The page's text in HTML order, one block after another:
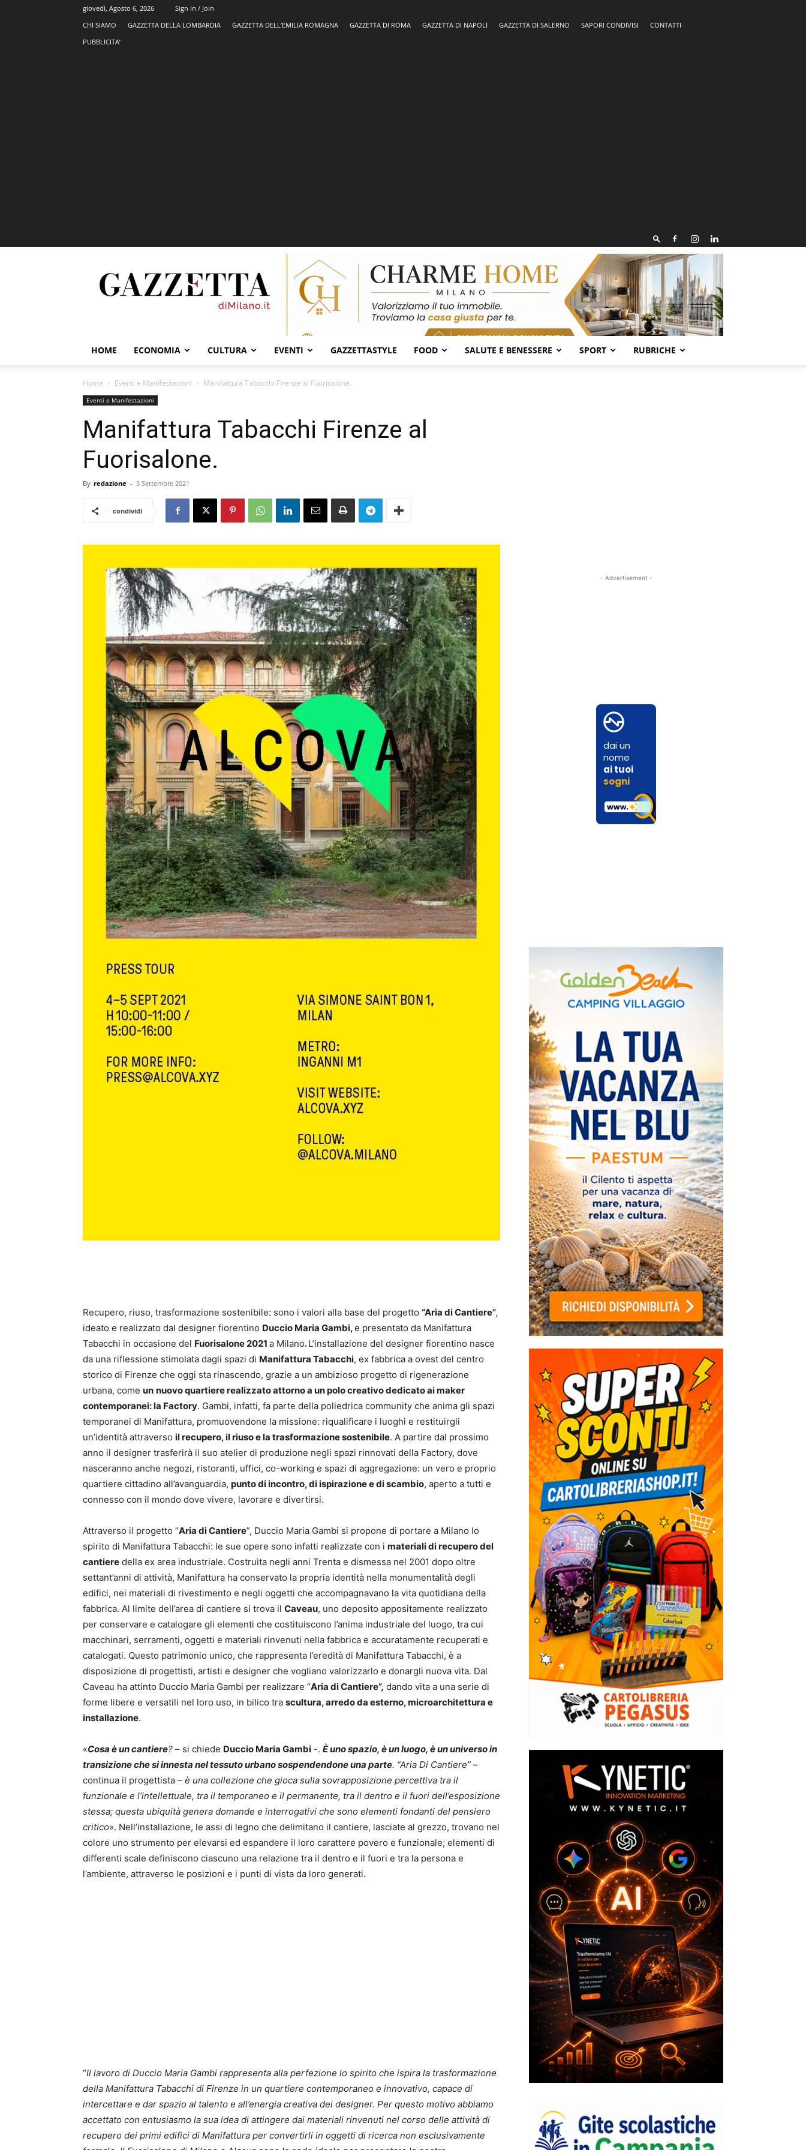
giovedì, Agosto 6, 2026
Sign in / Join
CHI SIAMO
GAZZETTA DELLA LOMBARDIA GAZZETTA DELL’EMILIA ROMAGNA GAZZETTA DI ROMA GAZZETTA DI NAPOLI GAZZETTA DI SALERNO SAPORI CONDIVISI
CONTATTI
PUBBLICITA’
HOME ECONOMIA CULTURA EVENTI GAZZETTASTYLE FOOD SALUTE E BENESSERE SPORT RUBRICHE
Home Eventi e Manifestazioni Manifattura Tabacchi Firenze al Fuorisalone.
Eventi e Manifestazioni
Manifattura Tabacchi Firenze al
Fuorisalone.
By redazione - 3 Settembre 2021
condividi
Recupero, riuso, trasformazione sostenibile: sono i valori alla base del progetto “Aria di Cantiere”,
ideato e realizzato dal designer fiorentino Duccio Maria Gambi,e presentato da Manifattura
Tabacchi in occasione del Fuorisalone 2021 a Milano.L’installazione del designer fiorentino nasce
da una riflessione stimolata dagli spazi di Manifattura Tabacchi, ex fabbrica a ovest del centro
storico di Firenze che oggi sta rinascendo, grazie a un ambizioso progetto di rigenerazione
urbana, come un nuovo quartiere realizzato attorno a un polo creativo dedicato ai maker
contemporanei: la Factory. Gambi, infatti, fa parte della poliedrica community che anima gli spazi
temporanei di Manifattura, promuovendone la missione: riqualificare i luoghi e restituirgli
un’identità attraverso il recupero, il riuso e la trasformazione sostenibile. A partire dal prossimo
anno il designer trasferirà il suo atelier di produzione negli spazi rinnovati della Factory, dove
nasceranno anche negozi, ristoranti, uffici, co-working e spazi di aggregazione: un vero e proprio
quartiere cittadino all’avanguardia, punto di incontro, di ispirazione e di scambio, aperto a tutti e
connesso con il mondo dove vivere, lavorare e divertirsi.
Attraverso il progetto “Aria di Cantiere”, Duccio Maria Gambi si propone di portare a Milano lo
spirito di Manifattura Tabacchi: le sue opere sono infatti realizzate con i materiali di recupero del
cantiere della ex area industriale. Costruita negli anni Trenta e dismessa nel 2001 dopo oltre
settant’anni di attività, Manifattura ha conservato la propria identità nella monumentalità degli
edifici, nei materiali di rivestimento e negli oggetti che accompagnavano la vita quotidiana della
fabbrica. Al limite dell’area di cantiere si trova il Caveau, uno deposito appositamente realizzato
per conservare e catalogare gli elementi che costituiscono l’anima industriale del luogo, tra cui
macchinari, serramenti, oggetti e materiali rinvenuti nella fabbrica e accuratamente recuperati e
catalogati. Questo patrimonio unico, che rappresenta l’eredità di Manifattura Tabacchi, è a
disposizione di progettisti, artisti e designer che vogliano valorizzarlo e donargli nuova vita. Dal
Caveau ha attinto Duccio Maria Gambi per realizzare “Aria di Cantiere”, dando vita a una serie di
forme libere e versatili nel loro uso, in bilico tra scultura, arredo da esterno, microarchitettura e
installazione.
«Cosa è un cantiere? – si chiede Duccio Maria Gambi -. È uno spazio, è un luogo, è un universo in
transizione che si innesta nel tessuto urbano sospendendone una parte. “Aria Di Cantiere” –
continua il progettista – è una collezione che gioca sulla sovrapposizione percettiva tra il
funzionale e l’intellettuale, tra il temporaneo e il permanente, tra il dentro e il fuori dell’esposizione
stessa; questa ubiquità genera domande e interrogativi che sono elementi fondanti del pensiero
critico». Nell’installazione, le assi di legno che delimitano il cantiere, lasciate al grezzo, trovano nel
colore uno strumento per elevarsi ed espandere il loro carattere povero e funzionale; elementi di
differenti scale definiscono ciascuno una relazione tra il dentro e il fuori e tra la persona e
l’ambiente, attraverso le posizioni e i punti di vista da loro generati.
“Il lavoro di Duccio Maria Gambi rappresenta alla perfezione lo spirito che ispira la trasformazione
della Manifattura Tabacchi di Firenze in un quartiere contemporaneo e innovativo, capace di
intercettare e dar spazio al talento e all’energia creativa dei designer. Per questo motivo abbiamo
accettato con entusiasmo la sua idea di attingere dai materiali rinvenuti nel corso delle attività di
recupero dei primi edifici di Manifattura per convertirli in oggetti di ricerca non esclusivamente
- Advertisement -